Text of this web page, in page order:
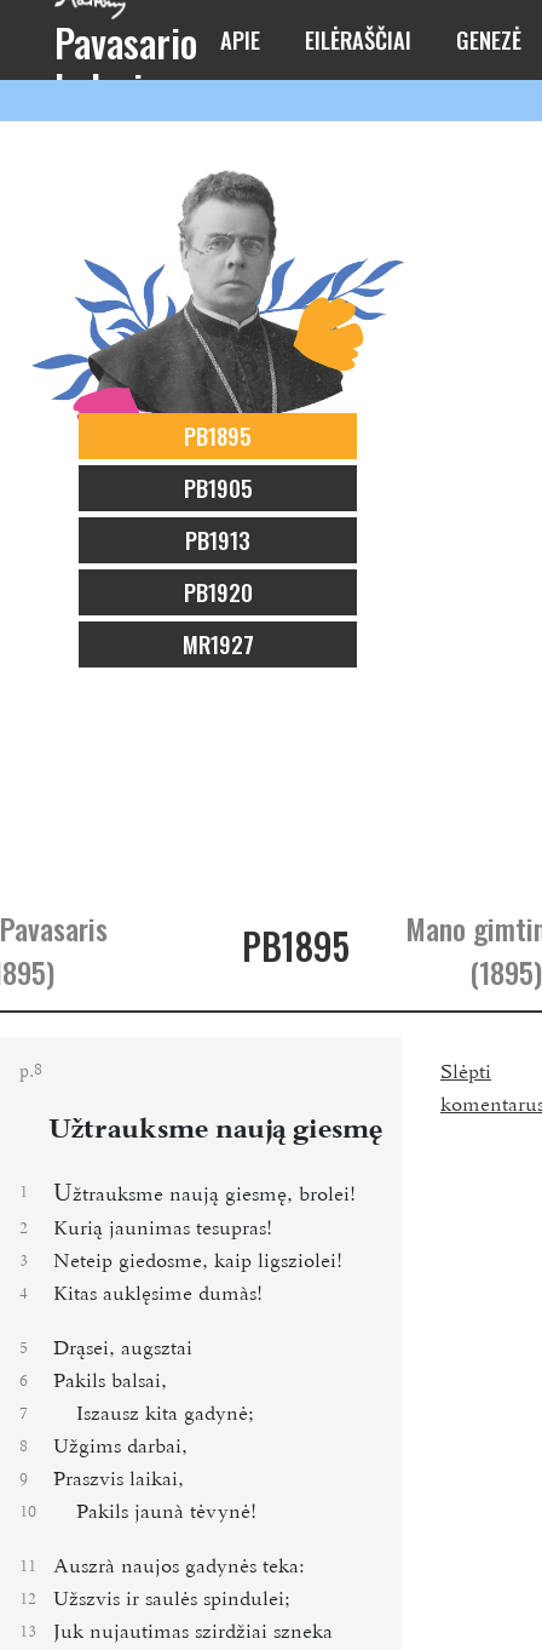
Pavasario
balsai
APIE EILĖRAŠČIAI GENEZĖ
PB1895
PB1905
PB1913
PB1920
MR1927
PB1895
Mano
p.8
Užtrauksme naują giesmę
1 Užtrauksme naują giesmę, brolei!
2 Kurią jaunimas tesupras!
3 Neteip giedosme, kaip ligsziolei!
4 Kitas auklęsime dumàs!
5 Drąsei, augsztai
6 Pakils balsai,
7 Iszausz kita gadynė;
8 Užgims darbai,
9 Praszvis laikai,
10 Pakils jaunà tėvynė!
11 Auszrà naujos gadynės teka:
12 Užszvis ir saulės spindulei;
13 Juk nujautimas szirdžiai szneka
Slėpti